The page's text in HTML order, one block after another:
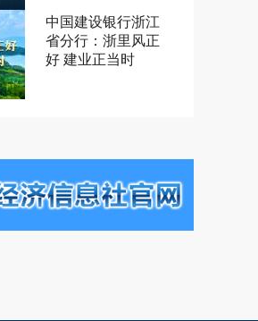
中国建设银行浙江
省分行：浙里风正
好 建业正当时